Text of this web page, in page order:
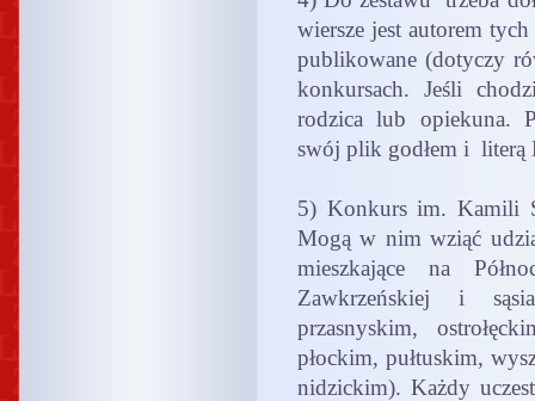
wiersze jest autorem
publikowane (dotyczy
konkursach. Jeśli
rodzica lub opiekuna.
swój plik godłem i
5) Konkurs im. Kamili
Mogą w nim wziąć
mieszkające na
Zawkrzeńskiej i
przasnyskim,
płockim, pułtuskim,
nidzickim). Każdy